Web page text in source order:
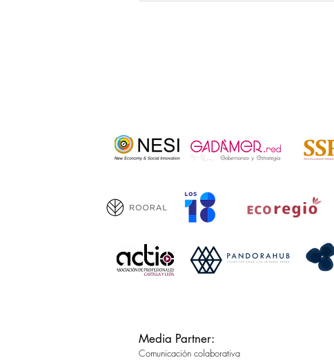
Media Partner:
Comunicación colaborativa